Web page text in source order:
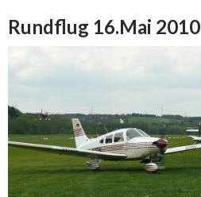
Rundflug 16.Mai 2010